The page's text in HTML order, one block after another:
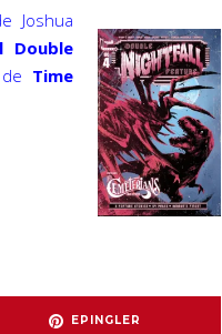
Joshua
Double
Time
EPINGLER